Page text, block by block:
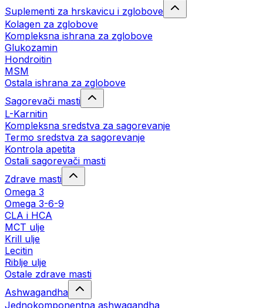
Suplementi za hrskavicu i zglobove
Kolagen za zglobove
Kompleksna ishrana za zglobove
Glukozamin
Hondroitin
MSM
Ostala ishrana za zglobove
Sagorevači masti
L-Karnitin
Kompleksna sredstva za sagorevanje
Termo sredstva za sagorevanje
Kontrola apetita
Ostali sagorevači masti
Zdrave masti
Omega 3
Omega 3-6-9
CLA i HCA
MCT ulje
Krill ulje
Lecitin
Riblje ulje
Ostale zdrave masti
Ashwagandha
Jednokomponentna ashwagandha